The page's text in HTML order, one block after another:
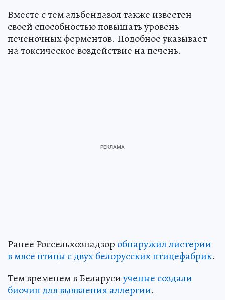
Вместе с тем альбендазол также известен
своей способностью повышать уровень
печеночных ферментов. Подобное указывает
на токсическое воздействие на печень.
Ранее Россельхознадзор обнаружил листерии
в мясе птицы с двух белорусских птицефабрик.
Тем временем в Беларусиученые создали
биочип для выявления аллергии.